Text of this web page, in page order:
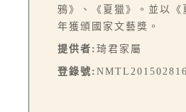
鴉》、《夏獵》。並以《
年獲頒國家文藝獎。
提供者: 琦君家屬
登錄號: